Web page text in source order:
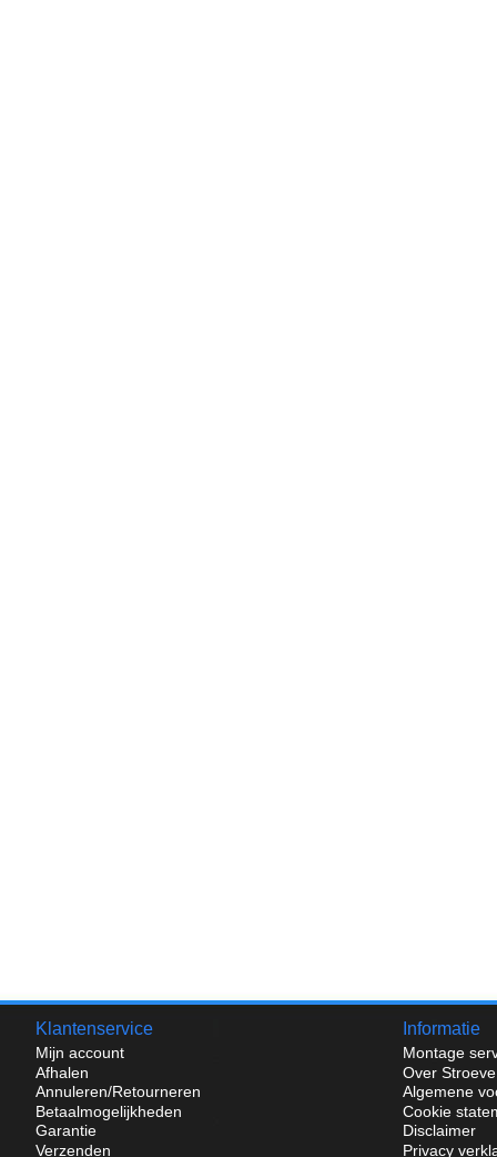
Klantenservice
Mijn account
Afhalen
Annuleren/Retourneren
Betaalmogelijkheden
Garantie
Verzenden
Informatie
Montage
Over
Algemene
Cookie
Disclaimer
Privacy